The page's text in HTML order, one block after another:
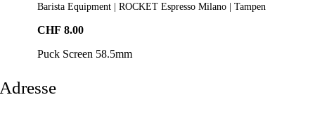
Barista Equipment | ROCKET Espresso Milano | Tampen
CHF 8.00
Puck Screen 58.5mm
Adresse